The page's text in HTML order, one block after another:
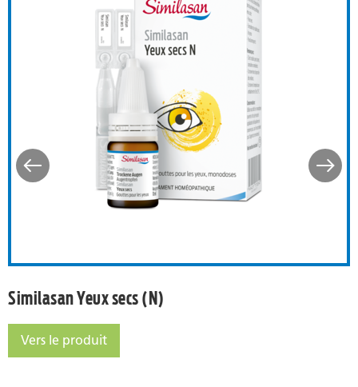
Similasan Yeux secs (N)
Similasan Yeux secs (N)
Similasan Yeux secs (N)
Vers le produit